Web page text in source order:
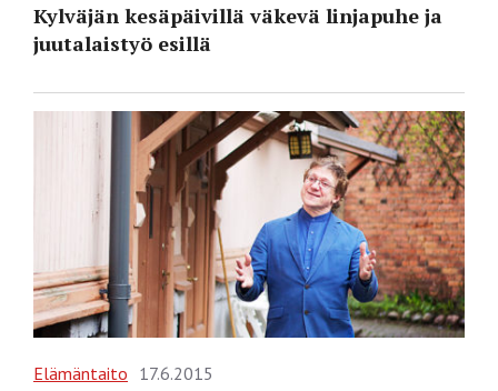
Kylväjän kesäpäivillä väkevä linjapuhe ja
juutalaistyö esillä
Elämäntaito 17.6.2015